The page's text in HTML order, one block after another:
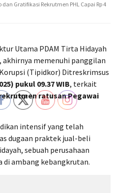
dan Gratifikasi Rekrutmen PHL Capai Rp 4
Utama PDAM Tirta Hidayah
, akhirnya memenuhi panggilan
(Tipidkor) Ditreskrimsus
pukul 09.37 WIB, terkait
ratusan Pegawai
intensif yang telah
dugaan praktek jual-beli
sebuah perusahaan
di ambang kebangkrutan.